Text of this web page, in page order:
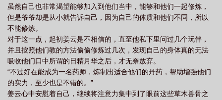
虽然自己也非常渴望能够加入到他们当中，能够和他们一起修炼，
但是爷爷却是从小就告诉自己，因为自己的体质和他们不同，所以
不能修炼。
对于这一点，起初姜云是不相信的，直至他私下里问过几个玩伴，
并且按照他们教的方法偷偷修炼过几次，发现自己的身体真的无法
吸收他们口中所谓的日精月华之后，才无奈放弃。
“不过好在能成为一名药师，炼制出适合他们的丹药，帮助增强他们
的实力，至少也是不错的。”
姜云心中安慰着自己，继续将注意力集中到了眼前这些草木兽骨之